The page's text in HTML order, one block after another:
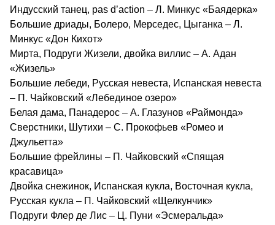
Индусский танец, pas d’action – Л. Минкус «Баядерка»
Большие дриады, Болеро, Мерседес, Цыганка – Л.
Минкус «Дон Кихот»
Мирта, Подруги Жизели, двойка виллис – А. Адан
«Жизель»
Большие лебеди, Русская невеста, Испанская невеста
– П. Чайковский «Лебединое озеро»
Белая дама, Панадерос – А. Глазунов «Раймонда»
Сверстники, Шутихи – С. Прокофьев «Ромео и
Джульетта»
Большие фрейлины – П. Чайковский «Спящая
красавица»
Двойка снежинок, Испанская кукла, Восточная кукла,
Русская кукла – П. Чайковский «Щелкунчик»
Подруги Флер де Лис – Ц. Пуни «Эсмеральда»